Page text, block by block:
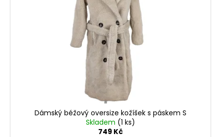
Dámský béžový oversize kožíšek s páskem S
Skladem (1 ks)
749 Kč